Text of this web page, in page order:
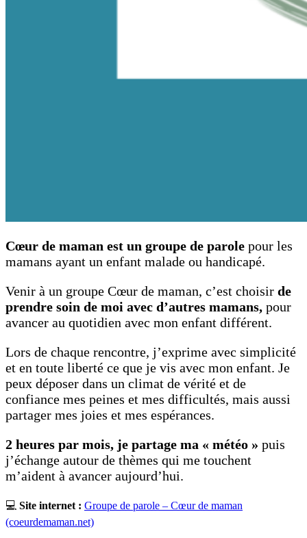
Cœur de maman est un groupe de parole pour les
mamans ayant un enfant malade ou handicapé.
Venir à un groupe Cœur de maman, c’est choisir de
prendre soin de moi avec d’autres mamans, pour
avancer au quotidien avec mon enfant différent.
Lors de chaque rencontre, j’exprime avec simplicité
et en toute liberté ce que je vis avec mon enfant. Je
peux déposer dans un climat de vérité et de
confiance mes peines et mes difficultés, mais aussi
partager mes joies et mes espérances.
2 heures par mois, je partage ma « météo » puis
j’échange autour de thèmes qui me touchent
m’aident à avancer aujourd’hui.
💻 Site internet : Groupe de parole – Cœur de maman
(coeurdemaman.net)